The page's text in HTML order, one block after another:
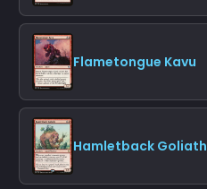
Flametongue Kavu
Hamletback Goliath